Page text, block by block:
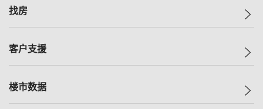
美联集团
人才招募
找房
一手新房
减价
客户支援
自助放盘
楼市数据